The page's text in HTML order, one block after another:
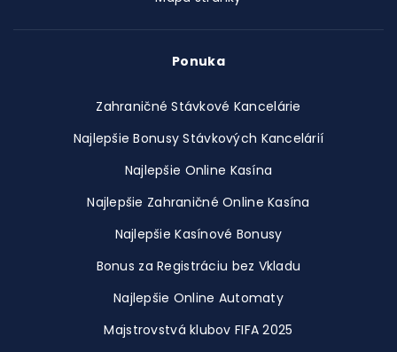
Ponuka
Zahraničné Stávkové Kancelárie
Najlepšie Bonusy Stávkových Kancelárií
Najlepšie Online Kasína
Najlepšie Zahraničné Online Kasína
Najlepšie Kasínové Bonusy
Bonus za Registráciu bez Vkladu
Najlepšie Online Automaty
Majstrovstvá klubov FIFA 2025